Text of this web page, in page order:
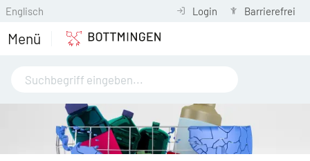
Englisch Login Barrierefrei
Menü